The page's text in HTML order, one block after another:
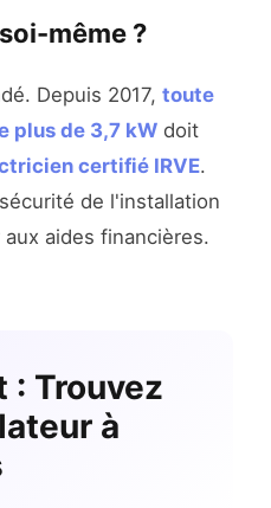
même ?
Depuis 2017, toute
plus de 3,7 kW doit
certifié IRVE.
de l'installation
aides financières.
: Trouvez
à